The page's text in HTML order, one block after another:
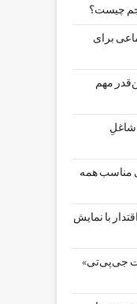
چیست؟
برای
مهم
شاغلِ
مناسب همه
با نمایش
‌جی‌پی‌تی»